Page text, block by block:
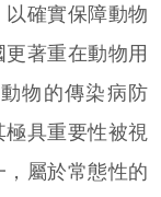
確實保障動物
著重在動物用
物的傳染病防
具重要性被視
屬於常態性的